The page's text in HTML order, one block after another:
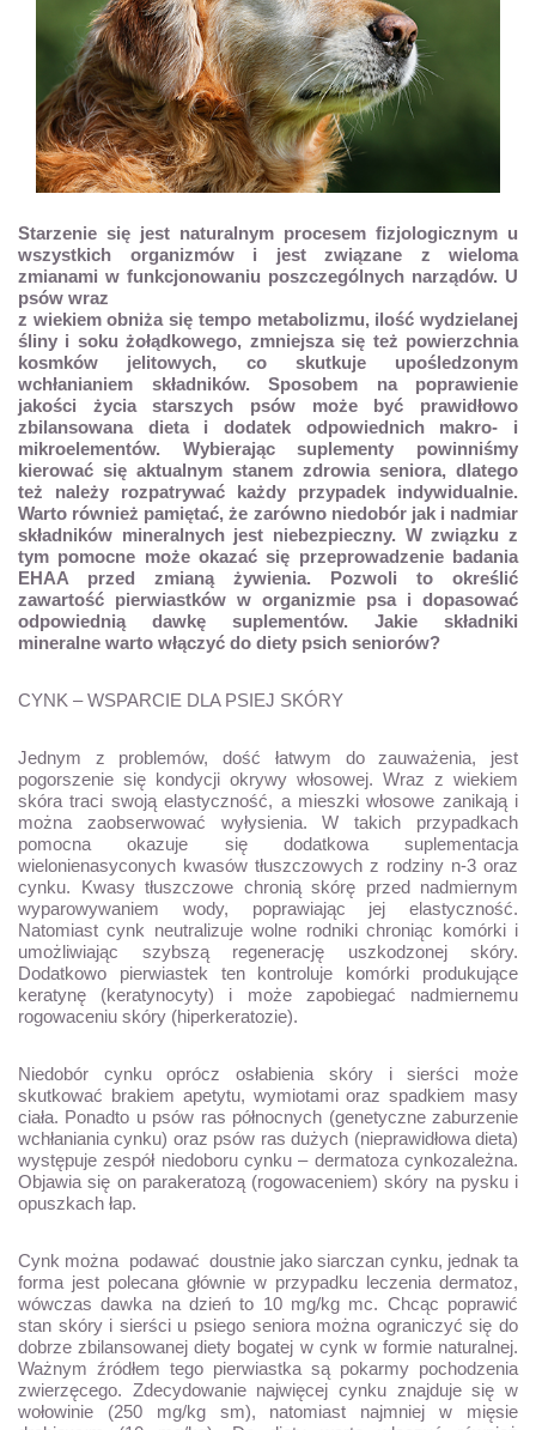
Starzenie się jest naturalnym procesem fizjologicznym u
wszystkich organizmów i jest związane z wieloma
zmianami w funkcjonowaniu poszczególnych narządów. U
psów wraz
z wiekiem obniża się tempo metabolizmu, ilość wydzielanej
śliny i soku żołądkowego, zmniejsza się też powierzchnia
kosmków jelitowych, co skutkuje upośledzonym
wchłanianiem składników. Sposobem na poprawienie
jakości życia starszych psów może być prawidłowo
zbilansowana dieta i dodatek odpowiednich makro- i
mikroelementów. Wybierając suplementy powinniśmy
kierować się aktualnym stanem zdrowia seniora, dlatego
też należy rozpatrywać każdy przypadek indywidualnie.
Warto również pamiętać, że zarówno niedobór jak i nadmiar
składników mineralnych jest niebezpieczny. W związku z
tym pomocne może okazać się przeprowadzenie badania
EHAA przed zmianą żywienia. Pozwoli to określić
zawartość pierwiastków w organizmie psa i dopasować
odpowiednią dawkę suplementów. Jakie składniki
mineralne warto włączyć do diety psich seniorów?
CYNK – WSPARCIE DLA PSIEJ SKÓRY
Jednym z problemów, dość łatwym do zauważenia, jest
pogorszenie się kondycji okrywy włosowej. Wraz z wiekiem
skóra traci swoją elastyczność, a mieszki włosowe zanikają i
można zaobserwować wyłysienia. W takich przypadkach
pomocna okazuje się dodatkowa suplementacja
wielonienasyconych kwasów tłuszczowych z rodziny n-3 oraz
cynku. Kwasy tłuszczowe chronią skórę przed nadmiernym
wyparowywaniem wody, poprawiając jej elastyczność.
Natomiast cynk neutralizuje wolne rodniki chroniąc komórki i
umożliwiając szybszą regenerację uszkodzonej skóry.
Dodatkowo pierwiastek ten kontroluje komórki produkujące
keratynę (keratynocyty) i może zapobiegać nadmiernemu
rogowaceniu skóry (hiperkeratozie).
Niedobór cynku oprócz osłabienia skóry i sierści może
skutkować brakiem apetytu, wymiotami oraz spadkiem masy
ciała. Ponadto u psów ras północnych (genetyczne zaburzenie
wchłaniania cynku) oraz psów ras dużych (nieprawidłowa dieta)
występuje zespół niedoboru cynku – dermatoza cynkozależna.
Objawia się on parakeratozą (rogowaceniem) skóry na pysku i
opuszkach łap.
Cynk można podawać doustnie jako siarczan cynku, jednak ta
forma jest polecana głównie w przypadku leczenia dermatoz,
wówczas dawka na dzień to 10 mg/kg mc. Chcąc poprawić
stan skóry i sierści u psiego seniora można ograniczyć się do
dobrze zbilansowanej diety bogatej w cynk w formie naturalnej.
Ważnym źródłem tego pierwiastka są pokarmy pochodzenia
zwierzęcego. Zdecydowanie najwięcej cynku znajduje się w
wołowinie (250 mg/kg sm), natomiast najmniej w mięsie